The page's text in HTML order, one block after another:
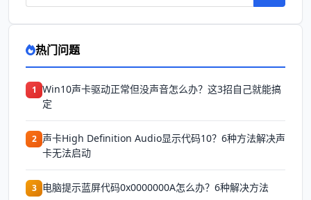
热门问题
1 Win10声卡驱动正常但没声音怎么办？这3招自己就能搞
定
2 声卡High Definition Audio显示代码10？6种方法解决声
卡无法启动
3 电脑提示蓝屏代码0x0000000A怎么办？6种解决方法